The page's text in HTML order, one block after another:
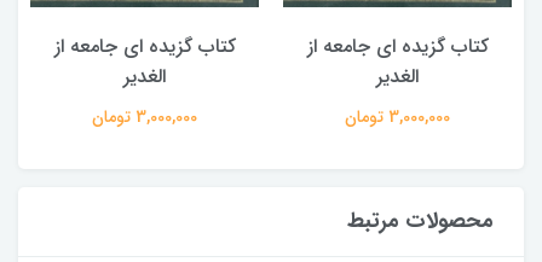
کتاب گزیده ای جامعه از
الغدیر
3,000,000 تومان
کتاب گزیده ای جامعه از
الغدیر
3,000,000 تومان
محصولات مرتبط